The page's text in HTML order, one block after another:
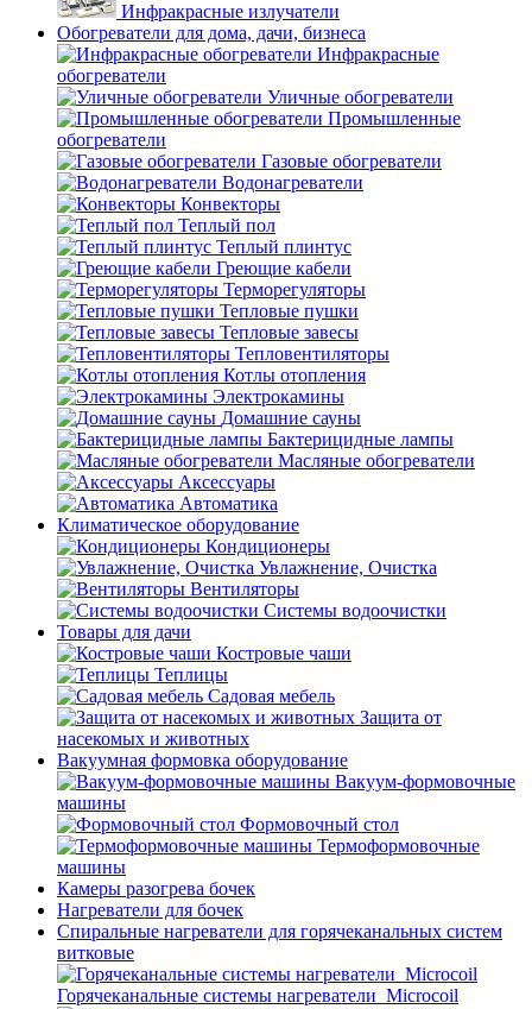
Инфракрасные излучатели
Обогреватели для дома, дачи, бизнеса
Инфракрасные
обогреватели
Уличные обогреватели
Промышленные
обогреватели
Газовые обогреватели
Водонагреватели
Конвекторы
Теплый пол
Теплый плинтус
Греющие кабели
Терморегуляторы
Тепловые пушки
Тепловые завесы
Тепловентиляторы
Котлы отопления
Электрокамины
Домашние сауны
Бактерицидные лампы
Масляные обогреватели
Аксессуары
Автоматика
Климатическое оборудование
Кондиционеры
Увлажнение, Очистка
Вентиляторы
Системы водоочистки
Товары для дачи
Костровые чаши
Теплицы
Садовая мебель
Защита от
насекомых и животных
Вакуумная формовка оборудование
Вакуум-формовочные
машины
Формовочный стол
Термоформовочные
машины
Камеры разогрева бочек
Нагреватели для бочек
Спиральные нагреватели для горячеканальных систем
витковые
Горячеканальные системы нагреватели_Microcoil